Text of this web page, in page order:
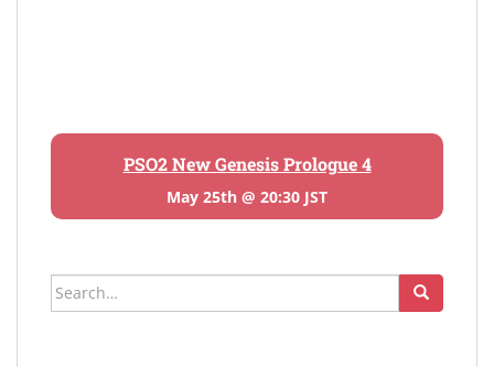
PSO2 New Genesis Prologue 4
May 25th @ 20:30 JST
Search
for: